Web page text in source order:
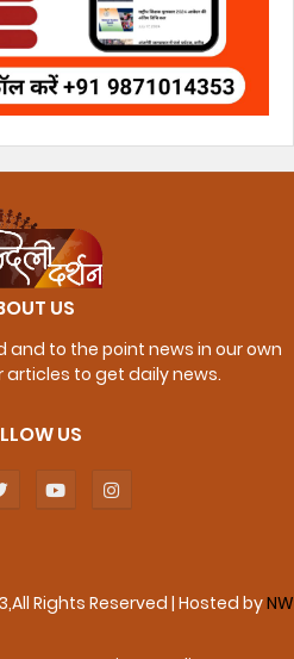
US
and to the point news in our own
articles to get daily news.
US
Rights Reserved | Hosted byNW